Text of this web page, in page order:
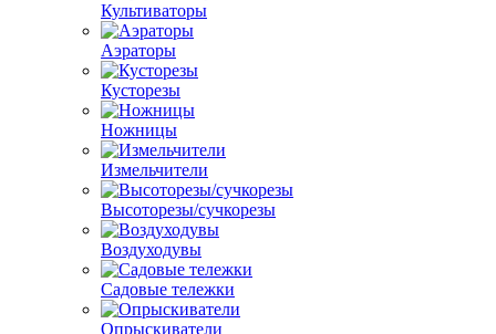
Культиваторы
Аэраторы
Кусторезы
Ножницы
Измельчители
Высоторезы/сучкорезы
Воздуходувы
Садовые тележки
Опрыскиватели